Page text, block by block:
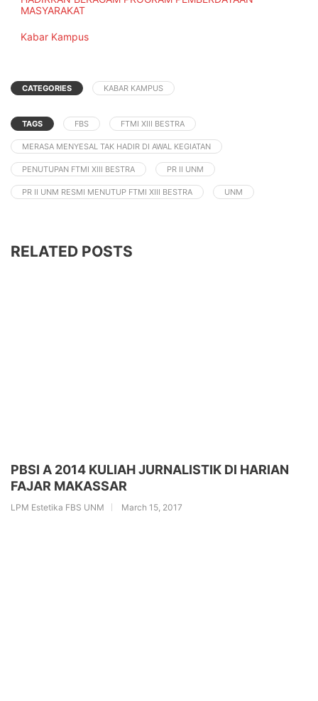
MASYARAKAT
In relation to
Kabar Kampus
CATEGORIES KABAR KAMPUS
TAGS FBS FTMI XIII BESTRA
MERASA MENYESAL TAK HADIR DI AWAL KEGIATAN
PENUTUPAN FTMI XIII BESTRA PR II UNM
PR II UNM RESMI MENUTUP FTMI XIII BESTRA UNM
RELATED POSTS
PBSI A 2014 KULIAH JURNALISTIK DI HARIAN
FAJAR MAKASSAR
LPM Estetika FBS UNM March 15, 2017